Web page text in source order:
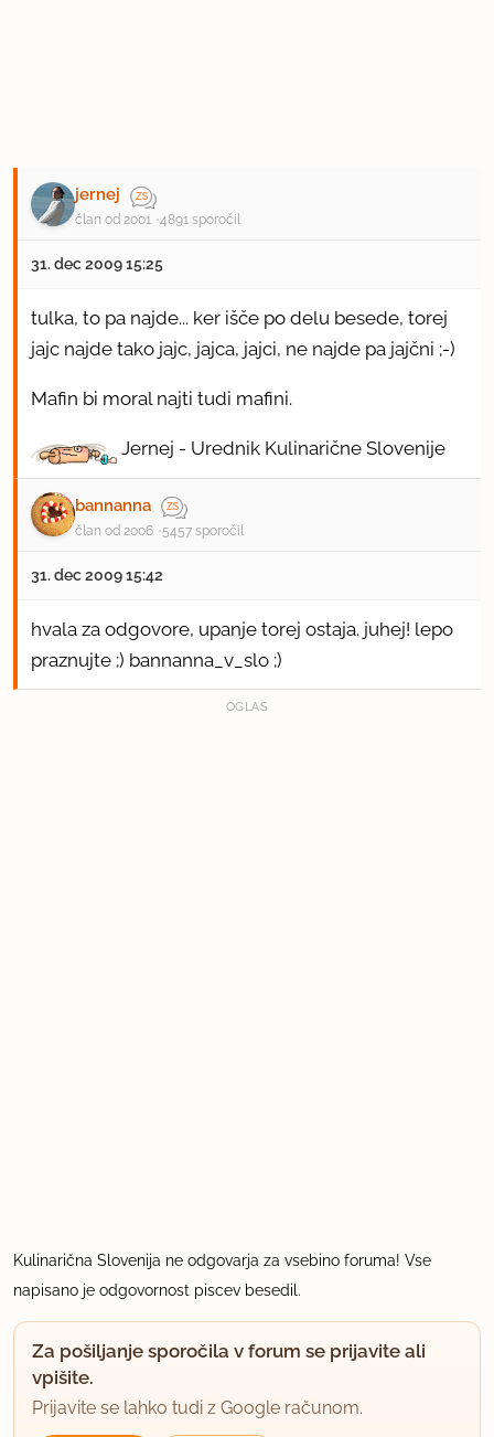
jernej
član od 2001 4891 sporočil
31. dec 2009 15:25
tulka, to pa najde... ker išče po delu besede, torej
jajc najde tako jajc, jajca, jajci, ne najde pa jajčni ;-)
Mafin bi moral najti tudi mafini.
Jernej - Urednik Kulinarične Slovenije
bannanna
član od 2006 5457 sporočil
31. dec 2009 15:42
hvala za odgovore, upanje torej ostaja. juhej! lepo
praznujte ;) bannanna_v_slo ;)
OGLAS
Kulinarična Slovenija ne odgovarja za vsebino foruma! Vse
napisano je odgovornost piscev besedil.
Za pošiljanje sporočila v forum se prijavite ali
vpišite.
Prijavite se lahko tudi z Google računom.